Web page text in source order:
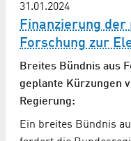
31.01.2024
Finanzierung
Forschung zur
Breites Bündnis aus
geplante Kürzungen
Regierung:
Ein breites Bündnis